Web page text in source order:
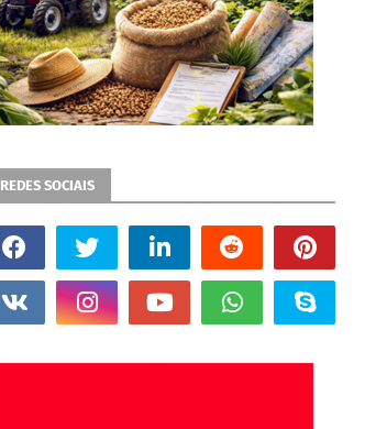
REDES SOCIAIS